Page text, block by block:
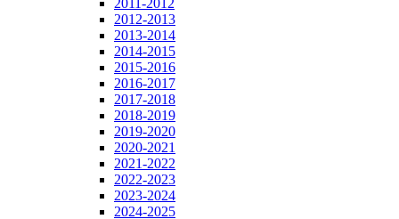
2011-2012
2012-2013
2013-2014
2014-2015
2015-2016
2016-2017
2017-2018
2018-2019
2019-2020
2020-2021
2021-2022
2022-2023
2023-2024
2024-2025